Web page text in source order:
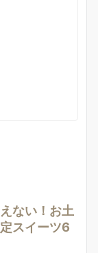
ない！お土
スイーツ6